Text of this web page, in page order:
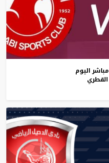
مباشر اليوم
القطري